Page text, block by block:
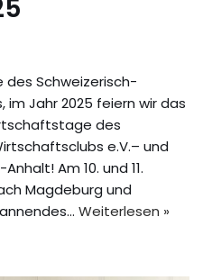
des Schweizerisch-
Jahr 2025 feiern wir das
des
e.V.– und
Am 10. und 11.
Magdeburg und
Weiterlesen »